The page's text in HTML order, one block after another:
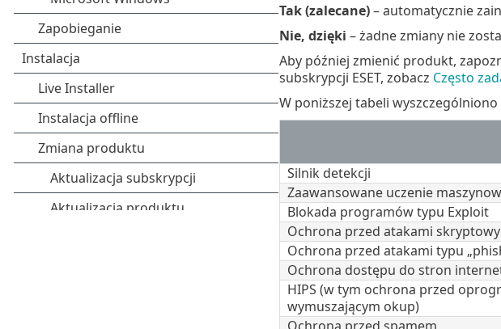
Tak (zalecane)– automatycznie
Nie, dzięki – żadne zmiany nie
Aby później zmienić produkt,
subskrypcji ESET, zobacz Często
W poniższej tabeli
Silnik detekcji
Zaawansowane uczenie
Blokada programów typu Exploit
Ochrona przed atakami
Ochrona przed atakami typu
Ochrona dostępu do stron
HIPS (w tym ochrona przed
wymuszającym okup)